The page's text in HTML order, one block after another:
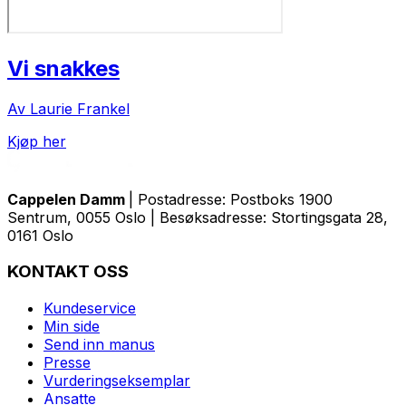
Vi snakkes
Av Laurie Frankel
Kjøp her
Cappelen Damm
| Postadresse: Postboks 1900
Sentrum, 0055 Oslo | Besøksadresse: Stortingsgata 28,
0161 Oslo
KONTAKT OSS
Kundeservice
Min side
Send inn manus
Presse
Vurderingseksemplar
Ansatte